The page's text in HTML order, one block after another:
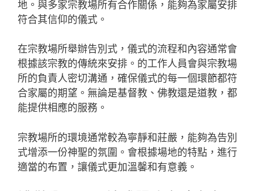
地。與多家宗教場所有合作關係，能夠為家屬安排
符合其信仰的儀式。
在宗教場所舉辦告別式，儀式的流程和內容通常會
根據該宗教的傳統來安排。的工作人員會與宗教場
所的負責人密切溝通，確保儀式的每一個環節都符
合家屬的期望。無論是基督教、佛教還是道教，都
能提供相應的服務。
宗教場所的環境通常較為寧靜和莊嚴，能夠為告別
式增添一份神聖的氛圍。會根據場地的特點，進行
適當的布置，讓儀式更加溫馨和有意義。